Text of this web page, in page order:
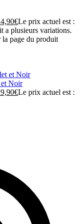
€Le prix actuel est :
a plusieurs variations.
la page du produit
Noir
€Le prix actuel est :